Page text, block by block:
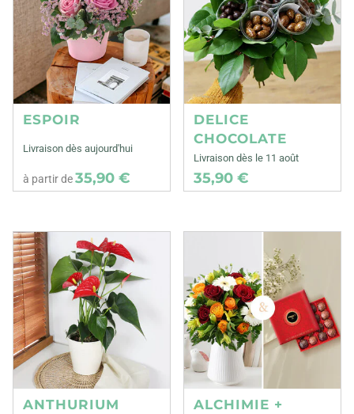
ESPOIR
Livraison dès aujourd'hui
à partir de35,90 €
DELICE
CHOCOLATE
Livraison dès le 11 août
35,90 €
ANTHURIUM
ALCHIMIE +